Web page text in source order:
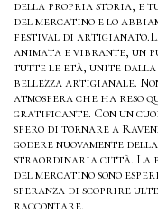
della propria storia, e
del mercatino e lo
festival di
animata e vibrante, un
tutte le età, unite dalla
bellezza artigianale.
atmosfera che ha reso
gratificante. Con un
spero di tornare a
godere nuovamente
straordinaria città. La
del mercatino sono
speranza di scoprire
raccontare.